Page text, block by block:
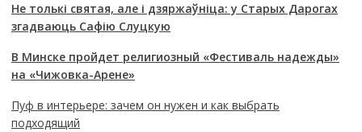
Не толькі святая, але і дзяржаўніца: у Старых Дарогах
згадваюць Сафію Слуцкую
В Минске пройдет религиозный «Фестиваль надежды»
на «Чижовка-Арене»
Пуф в интерьере: зачем он нужен и как выбрать
подходящий